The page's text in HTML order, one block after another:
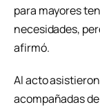
para mayores
necesidades,
afirmó.
Al acto
acompañadas